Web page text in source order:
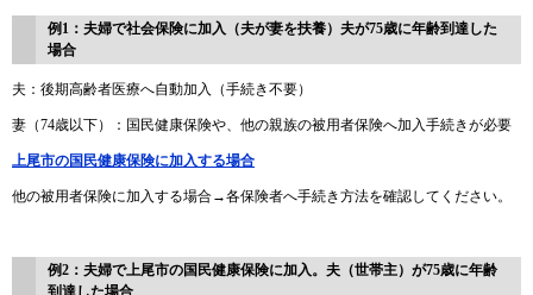
例1：夫婦で社会保険に加入（夫が妻を扶養） 夫が75歳に年齢到達した
場合
夫：後期高齢者医療へ自動加入（手続き不要）
妻（74歳以下）：国民健康保険や、他の親族の被用者保険へ加入手続きが必要
上尾市の国民健康保険に加入する場合
他の被用者保険に加入する場合→各保険者へ手続き方法を確認してください。
例2：夫婦で上尾市の国民健康保険に加入。夫（世帯主）が75歳に年齢
到達した場合